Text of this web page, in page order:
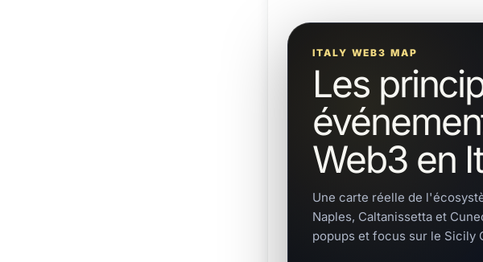
ITALY WEB3 MAP
Les
Web3 en
Une carte réelle de
Naples, Caltanissetta et
popups et focus sur le Sicily